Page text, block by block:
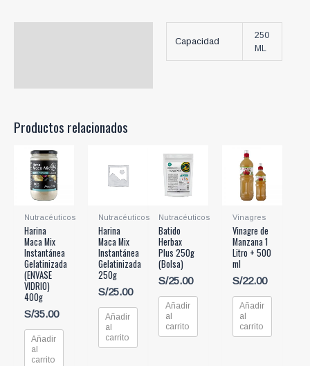
Capacidad
250
ML
Productos relacionados
Nutracéuticos
Harina
Maca Mix
Instantánea
Gelatinizada
(ENVASE
VIDRIO)
400g
S/35.00
Añadir
al
carrito
Nutracéuticos
Harina
Maca Mix
Instantánea
Gelatinizada
250g
S/25.00
Añadir
al
carrito
Nutracéuticos
Batido
Herbax
Plus 250g
(Bolsa)
S/25.00
Añadir
al
carrito
Vinagres
Vinagre de
Manzana 1
Litro + 500
ml
S/22.00
Añadir
al
carrito